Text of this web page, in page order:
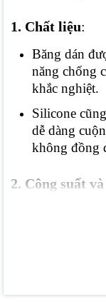
1. Chất liệu:
Băng dán
năng chống
khắc nghiệt.
Silicone
dễ dàng
không đồng
2. Công suất
Nhiệt độ cài